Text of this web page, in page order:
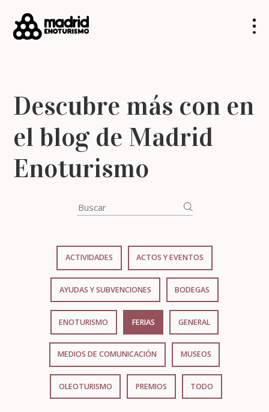
Descubre más con en
el blog de Madrid
Enoturismo
ACTIVIDADES ACTOS Y EVENTOS
AYUDAS Y SUBVENCIONES BODEGAS
ENOTURISMO FERIAS GENERAL
MEDIOS DE COMUNICACIÓN MUSEOS
OLEOTURISMO PREMIOS TODO